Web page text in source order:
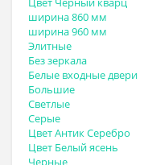
ширина 860 мм
ширина 960 мм
Элитные
Без зеркала
Белые входные двери
Большие
Светлые
Серые
Цвет Антик Серебро
Цвет Белый ясень
Черные